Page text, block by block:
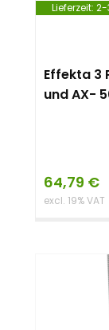
Lieferzeit: 2-
Effekta 3
und AX-
64,79 €
excl. 19% VAT